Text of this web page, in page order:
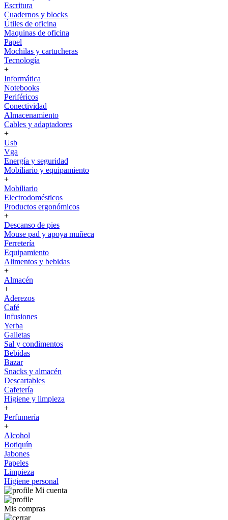
Escritura
Cuadernos y blocks
Útiles de oficina
Maquinas de oficina
Papel
Mochilas y cartucheras
Tecnología
+
Informática
Notebooks
Periféricos
Conectividad
Almacenamiento
Cables y adaptadores
+
Usb
Vga
Energía y seguridad
Mobiliario y equipamiento
+
Mobiliario
Electrodomésticos
Productos ergonómicos
+
Descanso de pies
Mouse pad y apoya muñeca
Ferretería
Equipamiento
Alimentos y bebidas
+
Almacén
+
Aderezos
Café
Infusiones
Yerba
Galletas
Sal y condimentos
Bebidas
Bazar
Snacks y almacén
Descartables
Cafetería
Higiene y limpieza
+
Perfumería
+
Alcohol
Botiquín
Jabones
Papeles
Limpieza
Higiene personal
Mi cuenta
Mis compras